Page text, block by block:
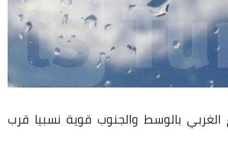
بالوسط والجنوب قوية نسبيا قرب